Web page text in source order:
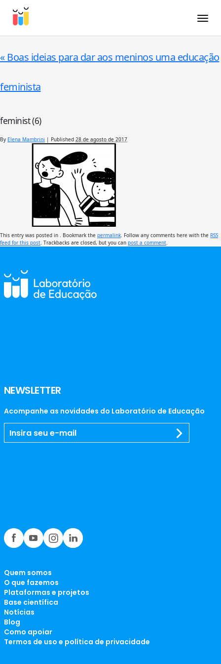
« Boas ideias para dar aos meninos uma educação
feminista
feminist (6)
By Elena Mambrini | Published 28 de agosto de 2017
This entry was posted in . Bookmark the permalink . Follow any comments here with the RSS
feed for this post . Trackbacks are closed, but you can post a comment
NEWSLETTER
Acompanhe as novidades do Laboratório de Educação
Quem somos
O que fazemos
Plataformas e projetos
Base científica
Notícias
Blog
Como apoiar
Termos de uso e política de privacidade